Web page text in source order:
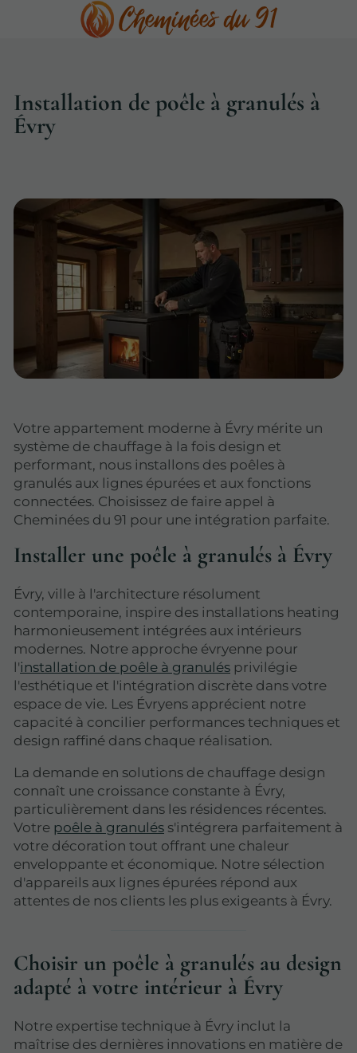
Installation de poêle à granulés à
Évry
Votre appartement moderne à Évry mérite un
système de chauffage à la fois design et
performant, nous installons des poêles à
granulés aux lignes épurées et aux fonctions
connectées. Choisissez de faire appel à
Cheminées du 91 pour une intégration parfaite.
Installer une poêle à granulés à Évry
Évry, ville à l'architecture résolument
contemporaine, inspire des installations heating
harmonieusement intégrées aux intérieurs
modernes. Notre approche évryenne pour
l'installation de poêle à granulés privilégie
l'esthétique et l'intégration discrète dans votre
espace de vie. Les Évryens apprécient notre
capacité à concilier performances techniques et
design raffiné dans chaque réalisation.
La demande en solutions de chauffage design
connaît une croissance constante à Évry,
particulièrement dans les résidences récentes.
Votre poêle à granulés s'intégrera parfaitement à
votre décoration tout offrant une chaleur
enveloppante et économique. Notre sélection
d'appareils aux lignes épurées répond aux
attentes de nos clients les plus exigeants à Évry.
Choisir un poêle à granulés au design
adapté à votre intérieur à Évry
Notre expertise technique à Évry inclut la
maîtrise des dernières innovations en matière de